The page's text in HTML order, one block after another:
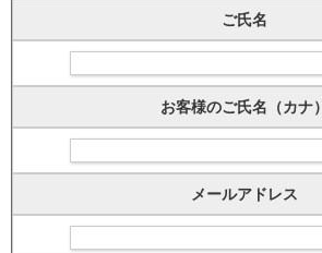
ご氏名
お客様のご氏名（カナ）
メールアドレス